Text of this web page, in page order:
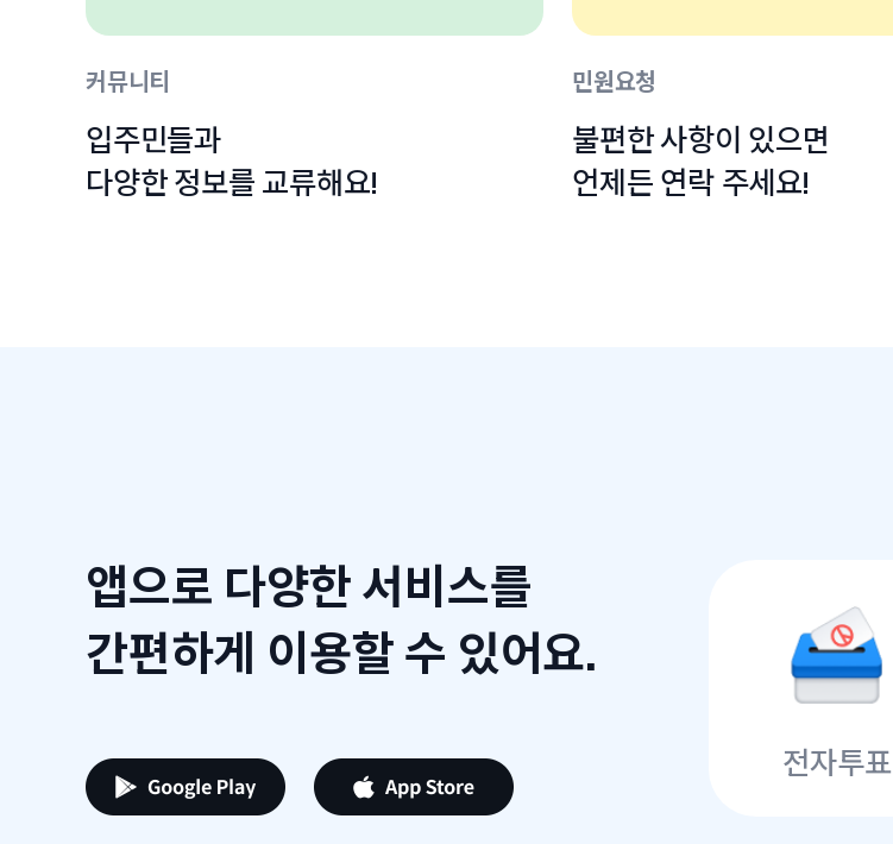
커뮤니티
입주민들과
다양한 정보를 교류해요!
민원요청
불편한 사항이 있으면
언제든 연락 주세요!
앱으로 다양한 서비스를
간편하게 이용할 수 있어요.
전자투표